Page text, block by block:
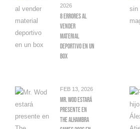
2026
8 Errores Al
Vender
Material
Deportivo En Un
Box
FEB 13, 2026
Mr. Wod Estará
Presente En
The Alhambra